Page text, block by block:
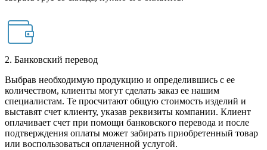
2. Банковский перевод
Выбрав необходимую продукцию и определившись с ее
количеством, клиенты могут сделать заказ ее нашим
специалистам. Те просчитают общую стоимость изделий и
выставят счет клиенту, указав реквизиты компании. Клиент
оплачивает счет при помощи банковского перевода и после
подтверждения оплаты может забирать приобретенный товар
или воспользоваться оплаченной услугой.